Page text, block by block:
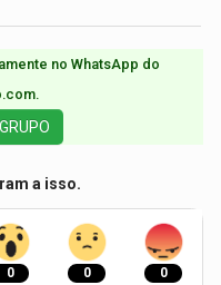
no WhatsApp do
a isso.
0 0 0